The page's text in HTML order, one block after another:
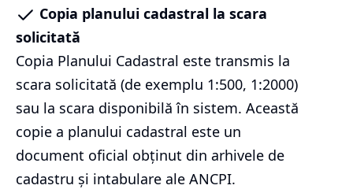
Copia planului cadastral la scara
solicitată
Copia Planului Cadastral este transmis la
scara solicitată (de exemplu 1:500, 1:2000)
sau la scara disponibilă în sistem. Această
copie a planului cadastral este un
document oficial obținut din arhivele de
cadastru și intabulare ale ANCPI.